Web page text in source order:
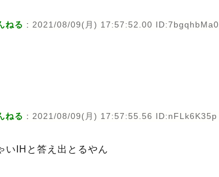
ねる : 2021/08/09(月) 17:57:52.00 ID:7bgqhbMa0
ねる : 2021/08/09(月) 17:57:55.56 ID:nFLk6K35p
いIHと答え出とるやん